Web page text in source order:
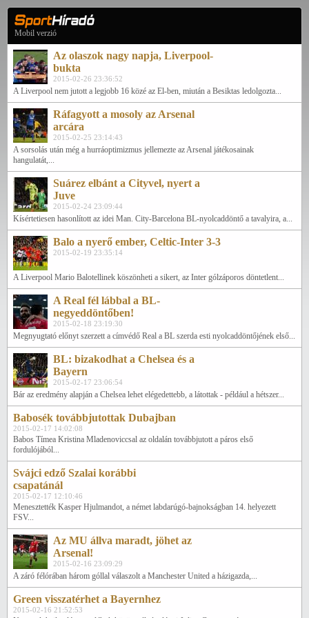
Mobil verzió
Az olaszok nagy napja, Liverpool-
bukta
2015-02-26 23:36:52
A Liverpool nem jutott a legjobb 16 közé az El-ben, miután a Besiktas ledolgozta...
Ráfagyott a mosoly az Arsenal
arcára
2015-02-25 23:14:43
A sorsolás után még a hurráoptimizmus jellemezte az Arsenal játékosainak
hangulatát,...
Suárez elbánt a Cityvel, nyert a
Juve
2015-02-24 23:09:44
Kísértetiesen hasonlított az idei Man. City-Barcelona BL-nyolcaddöntő a tavalyira, a...
Balo a nyerő ember, Celtic-Inter 3-3
2015-02-19 23:35:14
A Liverpool Mario Balotellinek köszönheti a sikert, az Inter gólzáporos döntetlent...
A Real fél lábbal a BL-
negyeddöntőben!
2015-02-18 23:19:30
Megnyugtató előnyt szerzett a címvédő Real a BL szerda esti nyolcaddöntőjének első...
BL: bizakodhat a Chelsea és a
Bayern
2015-02-17 23:06:54
Bár az eredmény alapján a Chelsea lehet elégedettebb, a látottak - például a hétszer...
Babosék továbbjutottak Dubajban
2015-02-17 14:02:08
Babos Tímea Kristina Mladenoviccsal az oldalán továbbjutott a páros első
fordulójából...
Svájci edző Szalai korábbi
csapatánál
2015-02-17 12:10:46
Menesztették Kasper Hjulmandot, a német labdarúgó-bajnokságban 14. helyezett
FSV...
Az MU állva maradt, jöhet az
Arsenal!
2015-02-16 23:09:29
A záró félórában három góllal válaszolt a Manchester United a házigazda,...
Green visszatérhet a Bayernhez
2015-02-16 21:52:53